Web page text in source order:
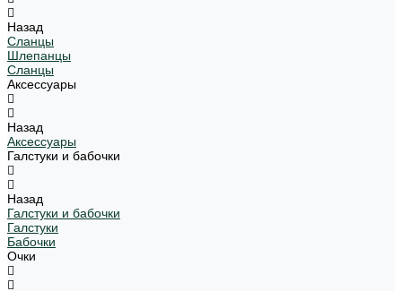
Назад
Сланцы
Шлепанцы
Сланцы
Аксессуары
Назад
Аксессуары
Галстуки и бабочки
Назад
Галстуки и бабочки
Галстуки
Бабочки
Очки